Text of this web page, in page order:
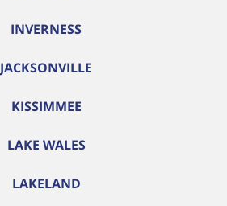
INVERNESS
JACKSONVILLE
KISSIMMEE
LAKE WALES
LAKELAND